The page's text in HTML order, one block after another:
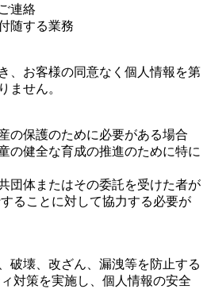
連絡
随する業務
、お客様の同意なく個人情報を第
ません。
の保護のために必要がある場合
の健全な育成の推進のために特に
団体またはその委託を受けた者が
ることに対して協力する必要が
破壊、改ざん、漏洩等を防止する
対策を実施し、個人情報の安全